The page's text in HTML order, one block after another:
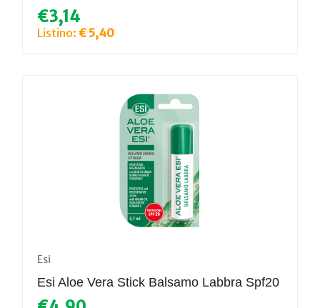
€3,14
Listino: € 5,40
Esi
Esi Aloe Vera Stick Balsamo Labbra Spf20